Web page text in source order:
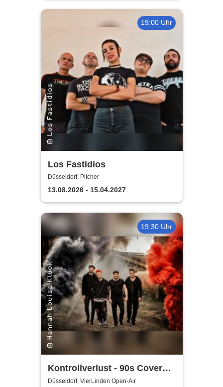
19:00 Uhr
Los Fastidios
Düsseldorf, Pitcher
13.08.2026 - 15.04.2027
19:30 Uhr
Kontrollverlust - 90s Cover
Band
Düsseldorf, VierLinden Open-Air